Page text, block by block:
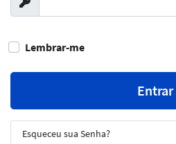
Exibir
Lembrar-me
Entrar
Esqueceu sua Senha?